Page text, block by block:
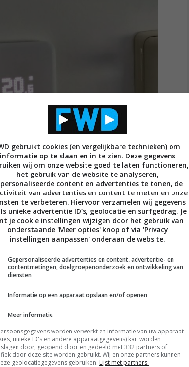
euro. Voor die prijs haal je een toestel met de
Maar is het toestel die prijs wel waard?
vertelt je er alles over in dereview van de
gebruikt cookies (en vergelijkbare technieken) om
informatie op te slaan en in te zien. Deze gegevens
wij om onze website goed te laten functioneren,
het gebruik van de website te analyseren,
content en advertenties te tonen, de
van advertenties en content te meten en onze
te verbeteren. Hiervoor verzamelen wij gegevens
unieke advertentie ID’s, geolocatie en surfgedrag. Je
je cookie instellingen wijzigen door het gebruik van
onderstaande 'Meer opties' knop of via 'Privacy
instellingen aanpassen' onderaan de website.
Gepersonaliseerde advertenties en content, advertentie- en
contentmetingen, doelgroepenonderzoek en ontwikkeling van
diensten
Informatie op een apparaat opslaan en/of openen
Meer informatie
worden verwerkt en informatie van uw apparaat
unieke ID's en andere apparaatgegevens) kan worden
door, geopend door en gedeeld met 332 partners of
door deze site worden gebruikt. Wij en onze partners kunnen
geolocatiegegevens gebruiken. Lijst met partners.